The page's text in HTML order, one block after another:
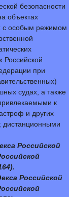
безопасности
объектах
с особым режимом
Российской
при
судах, а также
к
и других
дистанционными
Российской
Российской